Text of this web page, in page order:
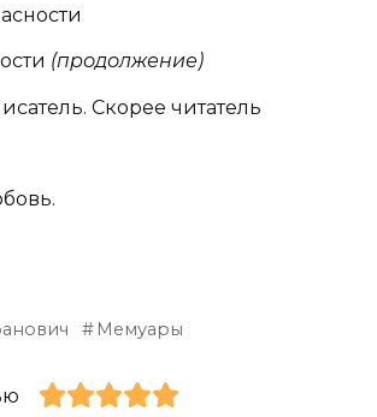
(продолжение)
Скорее читатель
Мемуары